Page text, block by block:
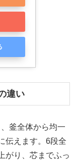
違い
、釜全体から均一
伝えます。6段全
がり、芯までふっ